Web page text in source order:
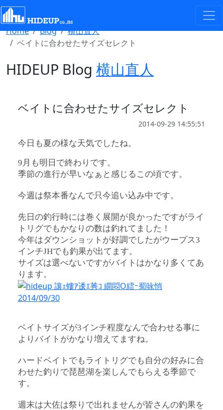
Home Blog
横山直人
ベイトに合わせたサイズセレクト
HIDEUP Blog 横山直人
ベイトに合わせたサイズセレクト
2014-09-29 14:55:51
今日も夏の様な天気でしたね。
9月も明日で終わりです。
季節の進行が早いなぁと感じるこの頃です。
今週は祭本番なんで只今追い込み中です。
先日の釣行時には巻く展開が良かったですがライ
トリグでもかなりの数は釣れてました！
今年はダウンショットが好調でしたがウープス3
インチJHでも釣果が出てます。
サイズは選べないですがバイトはかなり多くてあ
ります。
ベイトサイズが3インチ程度なんで合わせる事に
よりバイトがかなり増えてますね。
ハードベイトでもライトリグでも自分の好みに合
わせた釣りで琵琶湖を楽しんでもらえる季節で
す。
週末は大佐は祭りで出れませんが皆さんの釣果を